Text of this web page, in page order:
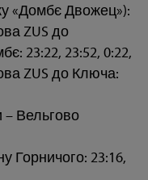
«Домбє Двожец»):
ZUS до
23:22, 23:52, 0:22,
ZUS до Ключа:
– Вельгово
Горничого: 23:16,